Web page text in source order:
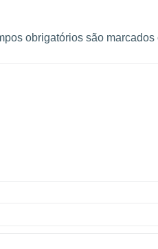
obrigatórios são marcados